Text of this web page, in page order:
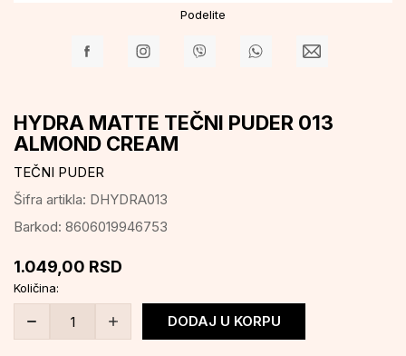
Podelite
HYDRA MATTE TEČNI PUDER 013
ALMOND CREAM
TEČNI PUDER
Šifra artikla: DHYDRA013
Barkod: 8606019946753
1.049,00 RSD
Količina:
DODAJ U KORPU